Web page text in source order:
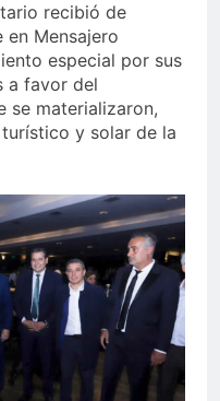
recibió de
en Mensajero
especial por sus
a favor del
se materializaron,
y solar de la